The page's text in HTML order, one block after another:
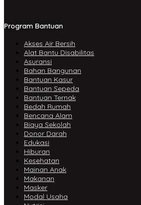
Program Bantuan
Akses Air Bersih
Alat Bantu Disabilitas
Asuransi
Bahan Bangunan
Bantuan Kasur
Bantuan Sepeda
Bantuan Ternak
Bedah Rumah
Bencana Alam
Biaya Sekolah
Donor Darah
Edukasi
Hiburan
Kesehatan
Mainan Anak
Makanan
Masker
Modal Usaha